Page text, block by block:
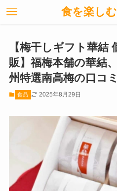
食を楽し
【梅干しギフト華結
販】福梅本舗の華結
州特選南高梅の口コ
食品 2025年8月29日